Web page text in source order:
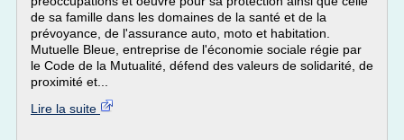
de sa famille dans les domaines de la santé et de la
prévoyance, de l'assurance auto, moto et habitation.
Mutuelle Bleue, entreprise de l'économie sociale régie par
le Code de la Mutualité, défend des valeurs de solidarité, de
proximité et...
Lire la suite